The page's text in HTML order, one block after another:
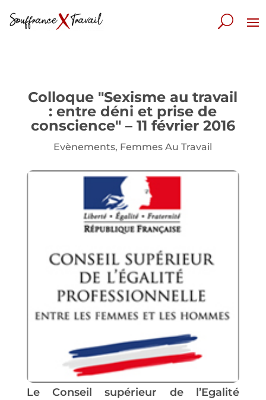
Colloque "Sexisme au travail
: entre déni et prise de
conscience" – 11 février 2016
Evènements, Femmes Au Travail
Le Conseil supérieur de l’Egalité